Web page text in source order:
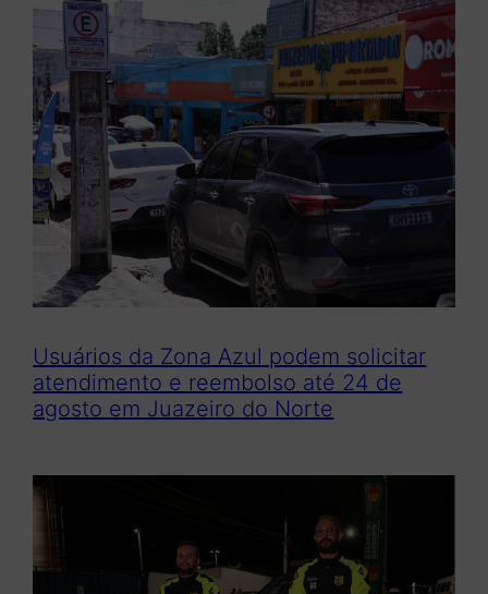
Usuários da Zona Azul podem solicitar
atendimento e reembolso até 24 de
agosto em Juazeiro do Norte